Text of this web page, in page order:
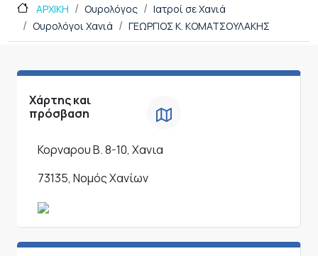
ΑΡΧΙΚΗ Ουρολόγος
Ιατροί σε Χανιά
Ουρολόγοι Χανιά
ΓΕΩΡΓΙΟΣ Κ. ΚΟΜΑΤΣΟΥΛΑΚΗΣ
Χάρτης και
πρόσβαση
Κορναρου Β. 8-10, Χανια
73135, Νομός Χανίων